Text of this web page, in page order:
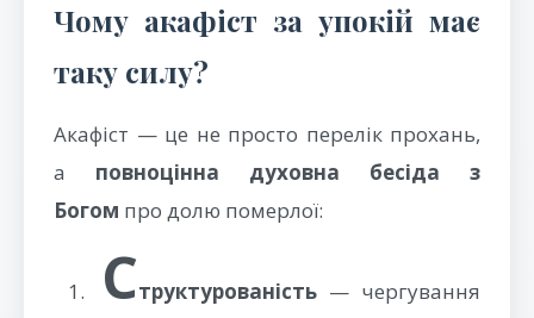
Чому акафіст за упокій має
таку силу?
Акафіст — це не просто перелік прохань,
а повноцінна духовна бесіда з
Богом про долю померлої:
Структурованість — чергування